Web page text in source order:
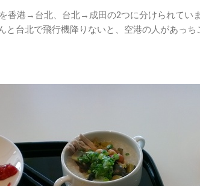
香港→台北、台北→成田の2つに分けられてい
台北で飛行機降りないと、空港の人があっち